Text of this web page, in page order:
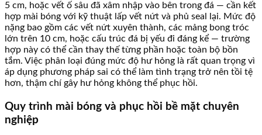
5 cm, hoặc vết ố sâu đã xâm nhập vào bên trong đá — cần kết
hợp mài bóng với kỹ thuật lấp vết nứt và phủ seal lại. Mức độ
nặng bao gồm các vết nứt xuyên thành, các mảng bong tróc
lớn trên 10 cm, hoặc cấu trúc đá bị yếu đi đáng kể — trường
hợp này có thể cần thay thế từng phần hoặc toàn bộ bồn
tắm. Việc phân loại đúng mức độ hư hỏng là rất quan trọng vì
áp dụng phương pháp sai có thể làm tình trạng trở nên tồi tệ
hơn, thậm chí gây hư hỏng không thể phục hồi.
Quy trình mài bóng và phục hồi bề mặt chuyên
nghiệp